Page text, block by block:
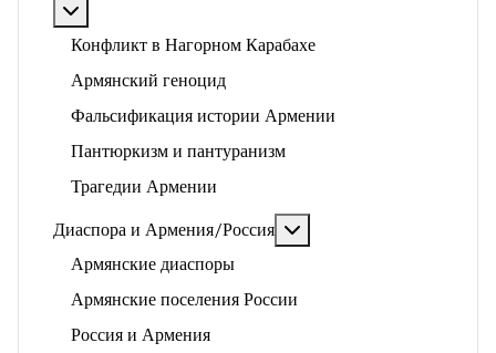
Конфликт в Нагорном Карабахе
Армянский геноцид
Фальсификация истории Армении
Пантюркизм и пантуранизм
Трагедии Армении
Диаспора и Армения/Россия
Армянские диаспоры
Армянские поселения России
Россия и Армения